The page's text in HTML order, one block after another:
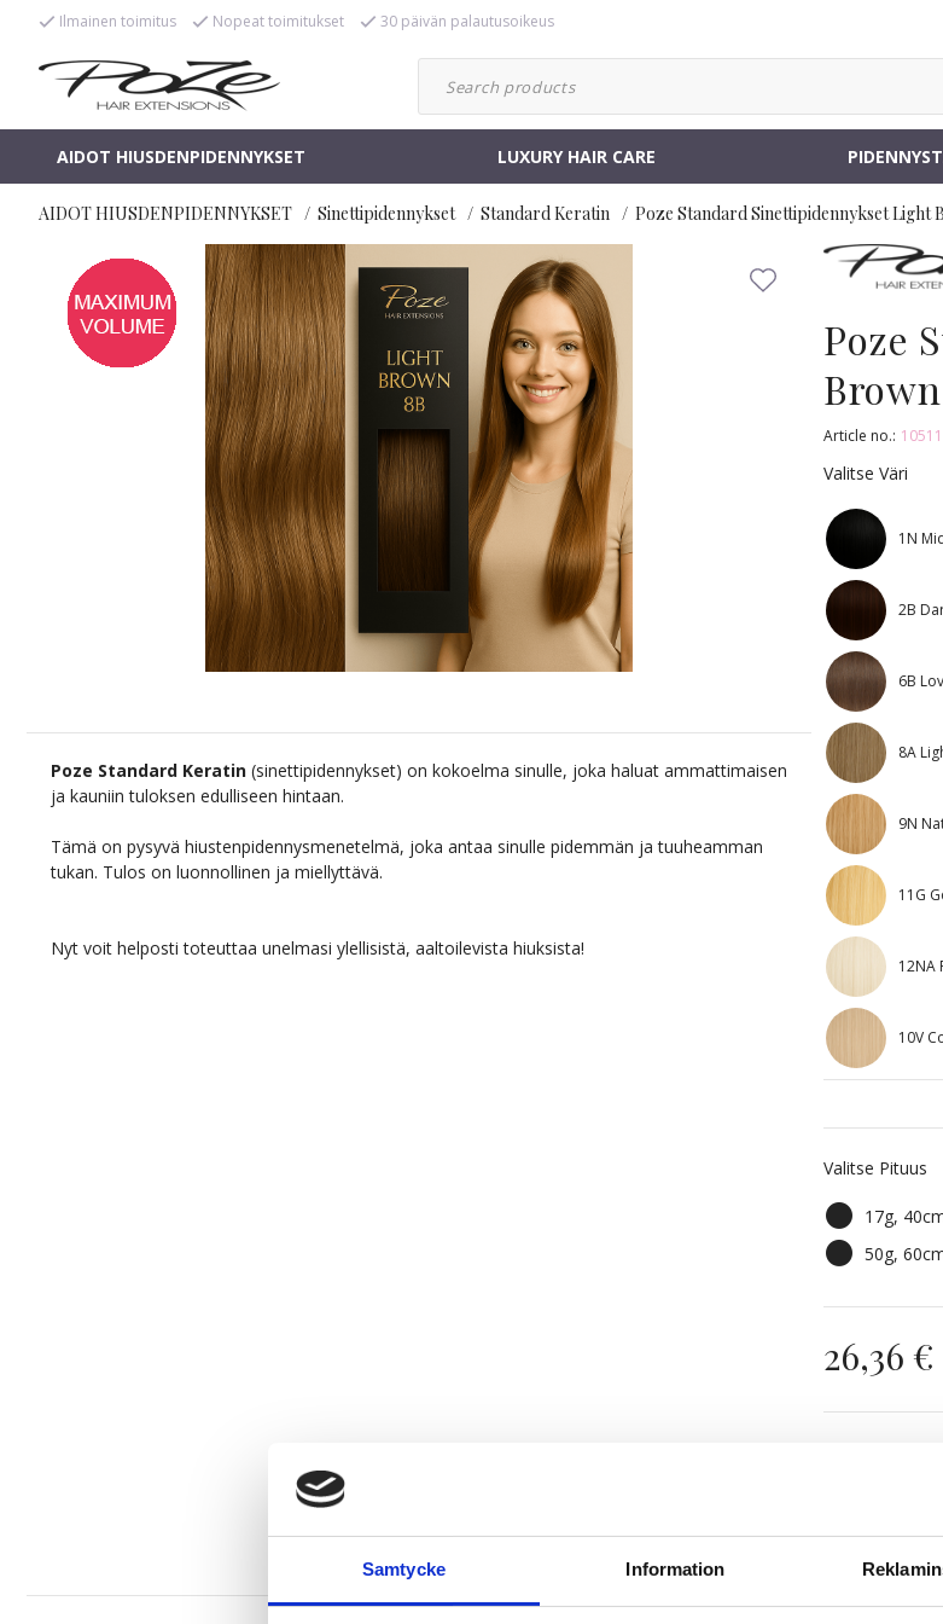
Samtycke Information
Ilmainen toimitus Nopeat toimitukset 30 päivän palautusoikeus
AIDOT HIUSDENPIDENNYKSET LUXURY HAIR CARE
AIDOT HIUSDENPIDENNYKSET Sinettipidennykset Standard Keratin Poze Standard Sinettipidennykset Light
Poze Standard Keratin (sinettipidennykset) on kokoelma sinulle, joka haluat ammattimaisen
ja kauniin tuloksen edulliseen hintaan.
Tämä on pysyvä hiustenpidennysmenetelmä, joka antaa sinulle pidemmän ja tuuheamman
tukan. Tulos on luonnollinen ja miellyttävä.
Nyt voit helposti toteuttaa unelmasi ylellisistä, aaltoilevista hiuksista!
Poze
Article no.:
Valitse Väri
1N
2B
6B
8A
9N
11G
12NA
10V
7BK
7BN/
Valitse Pituus
17g,
50g,
26,36 €